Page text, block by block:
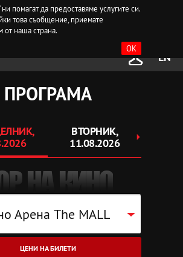
ни помагат да предоставяме услугите си.
това съобщение, приемате
от наша страна.
OK
EN
ПРОГРАМА
ВТОРНИК,
11.08.2026
НА КИНО
Арена The MALL
ЦЕНИ НА БИЛЕТИ